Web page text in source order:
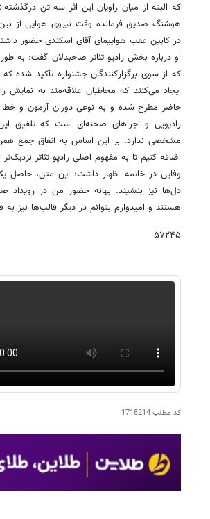
که البته از میان راویان این اثر سه تن
هوشنگ صدیق فرمانده وقت نیروی هوایی از بین
در کابین عقب هواپیمای آقای اسکندی حضور
او درباره بخش رادیو تئاتر صاحبدلان گفت: به طور
که از سوی برگزارکنندگان جشنواره تأکید شده
ایجاد می‌کنند که مخاطبان علاقه‌مند به نمایش
حاضر مطرح شده و به نوعی دوران آزمون و
رادیویی و اجراهای صحنه‌ای است که تلفیق این
مشخصی ندارد. بر این اساس به اتفاق جمع
اضافه کنیم تا به مفهوم اصلی رادیو تئاتر
وفایی در خاتمه اظهار داشت: این متن،
دل‌ها نیز بنشیند. بهانه حضور من در
هستند و امیدوارم بتوانم در دیگر قالب‌ها نیز به
۵۷۲۴۵
کد مطلب1718214